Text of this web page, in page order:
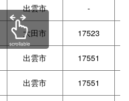
出雲市 -
大田市 17523
出雲市 17551
出雲市 17551
scrollable